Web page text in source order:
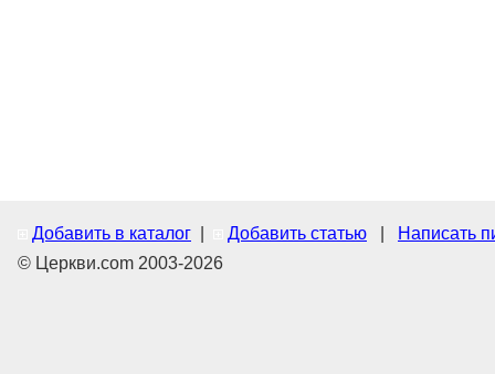
Добавить в каталог Добавить статью
Написать
© Церкви.com 2003-2026